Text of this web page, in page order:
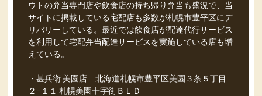
ウトの弁当専門店や飲食店の持ち帰り弁当も盛況で、当
サイトに掲載している宅配店も多数が札幌市豊平区にデ
リバリーしている。最近では飲食店が配達代行サービス
を利用して宅配弁当配達サービスを実施している店も増
えている。
・甚兵衛 美園店 北海道札幌市豊平区美園３条５丁目
２−１１ 札幌美園十字街ＢＬＤ